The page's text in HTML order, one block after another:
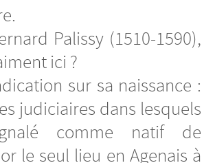
Palissy (1510-1590),
ici ?
sur sa naissance :
judiciaires dans lesquels
comme natif de
or le seul lieu en Agenais à